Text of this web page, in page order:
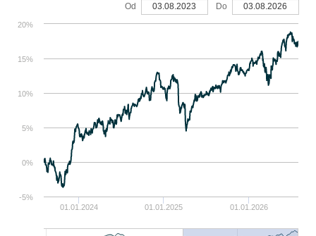
01.01.2024 01.01.2025 01.01.2026
-5%
0%
5%
10%
15%
20%
Od 03.08.2023 Do 03.08.2026